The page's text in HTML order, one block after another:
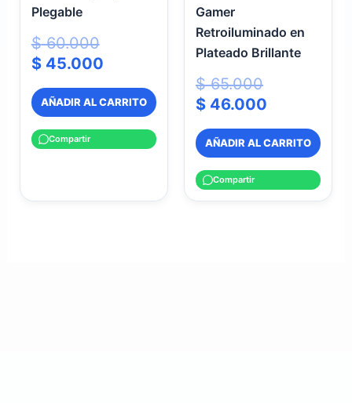
Plegable
$60.000
$45.000
AÑADIR AL CARRITO
Compartir
Gamer
Retroiluminado en
Plateado Brillante
$65.000
$ 46.000
AÑADIR AL CARRITO
Compartir